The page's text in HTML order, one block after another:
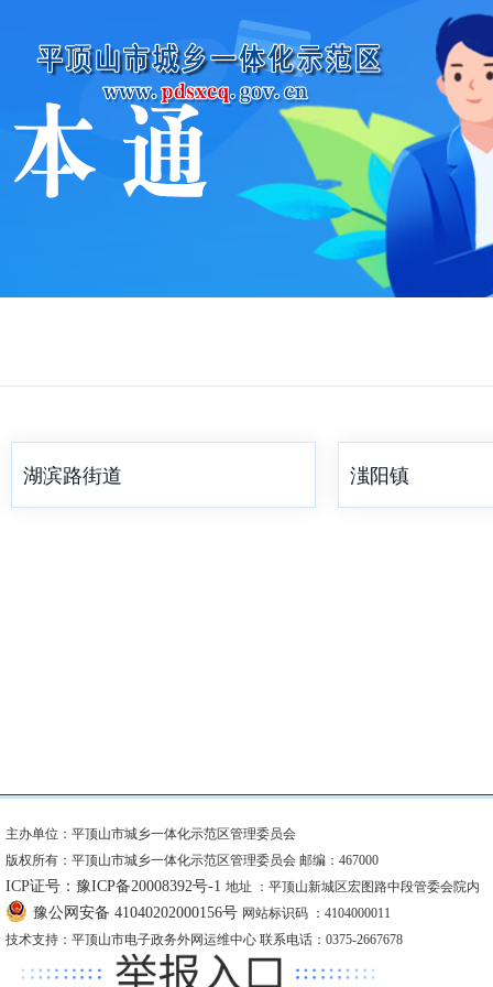
湖滨路街道 滍阳镇
主办单位：平顶山市城乡一体化示范区管理委员会
版权所有：平顶山市城乡一体化示范区管理委员会 邮编：467000
ICP证号：豫ICP备20008392号-1 地址 ：平顶山新城区宏图路中段管委会院内
豫公网安备 41040202000156号 网站标识码 ：4104000011
技术支持：平顶山市电子政务外网运维中心 联系电话：0375-2667678